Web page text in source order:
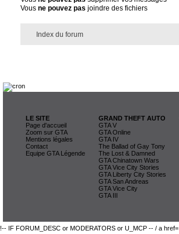
Vous ne pouvez pas joindre des fichiers
Index du forum
LE SITE
Page d'accueil
Zoom sur GTA
Mentions légales
Contact
Equipe GTA Légende
GRAND THEFT AUTO
GTA V
GTA Online
GTA IV
The Ballad of Gay Tony
The Lost & Damned
GTA Chinatown Wars
GTA Vice City Stories
GTA Liberty City Stories
GTA San Andreas
GTA Vice City
GTA III
!-- IF FORUM_DESC or MODERATORS or U_MCP -- / a href=